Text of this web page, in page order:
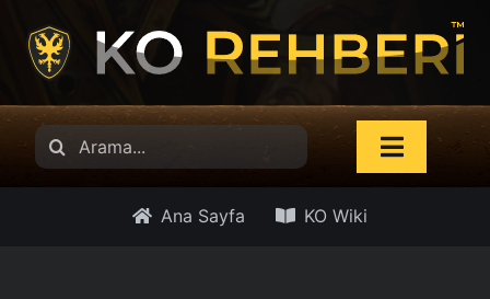
atla
Search
for:
Toggle
Haberler
Ana Sayfa KO Wiki